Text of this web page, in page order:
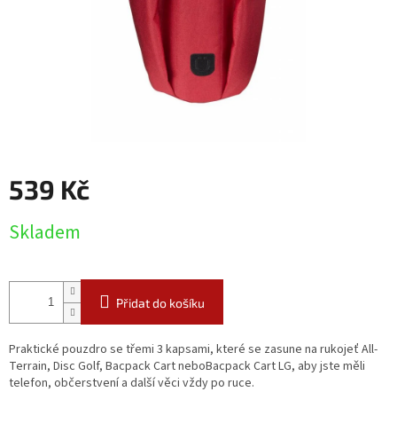
539 Kč
cena:
Skladem
Přidat do košíku
Praktické pouzdro se třemi 3 kapsami, které se zasune na rukojeť All-
Terrain, Disc Golf, Bacpack Cart neboBacpack Cart LG, aby jste měli
telefon, občerstvení a další věci vždy po ruce.